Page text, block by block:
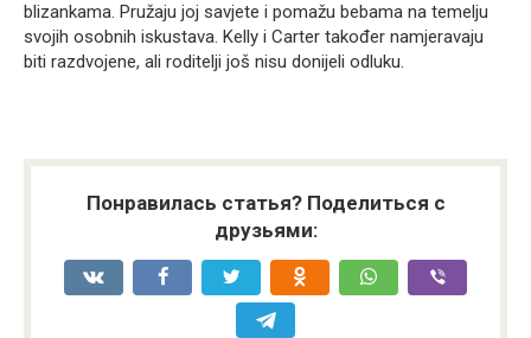
blizankama. Pružaju joj savjete i pomažu bebama na temelju
svojih osobnih iskustava. Kelly i Carter također namjeravaju
biti razdvojene, ali roditelji još nisu donijeli odluku.
Понравилась статья? Поделиться с
друзьями: